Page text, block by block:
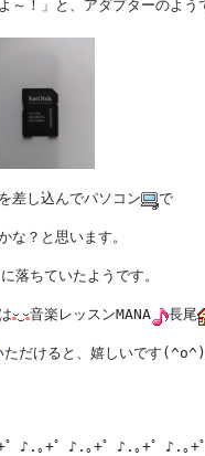
～！」と、アダプターのよう
差し込んでパソコン で
な？と思います。
落ちていたようです。
音楽レッスンMANA 長尾
ただけると、嬉しいです
゜♪.｡+゜♪.｡+゜♪.｡+゜♪.｡+